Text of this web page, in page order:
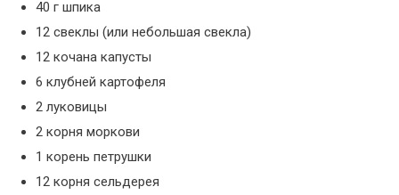
40 г шпика
12 свеклы (или небольшая свекла)
12 кочана капусты
6 клубней картофеля
2 луковицы
2 корня моркови
1 корень петрушки
12 корня сельдерея